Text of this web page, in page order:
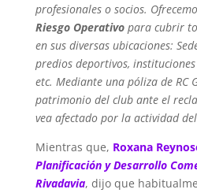
profesionales o socios.
Riesgo Operativopara cubrir
en sus diversas ubicaciones:
predios deportivos, instituciones
etc. Mediante una póliza de RC
patrimonio del club ante el
vea afectado por la actividad
Mientras que, Roxana
Planificación y Desarrollo
Rivadavia, dijo que